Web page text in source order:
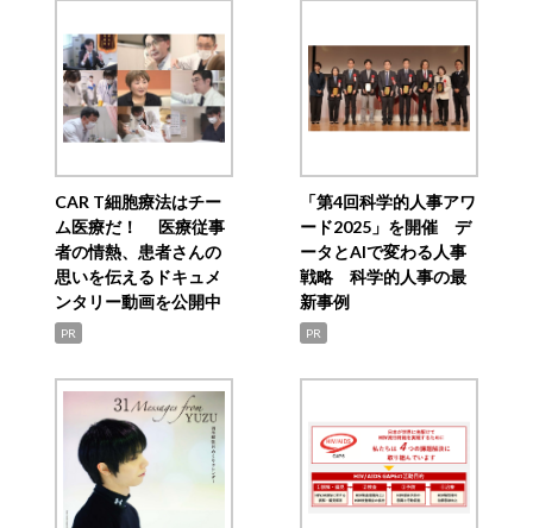
CAR T細胞療法はチー
ム医療だ！ 医療従事
者の情熱、患者さんの
思いを伝えるドキュメ
ンタリー動画を公開中
PR
「第4回科学的人事アワ
ード2025」を開催 デ
ータとAIで変わる人事
戦略 科学的人事の最
新事例
PR